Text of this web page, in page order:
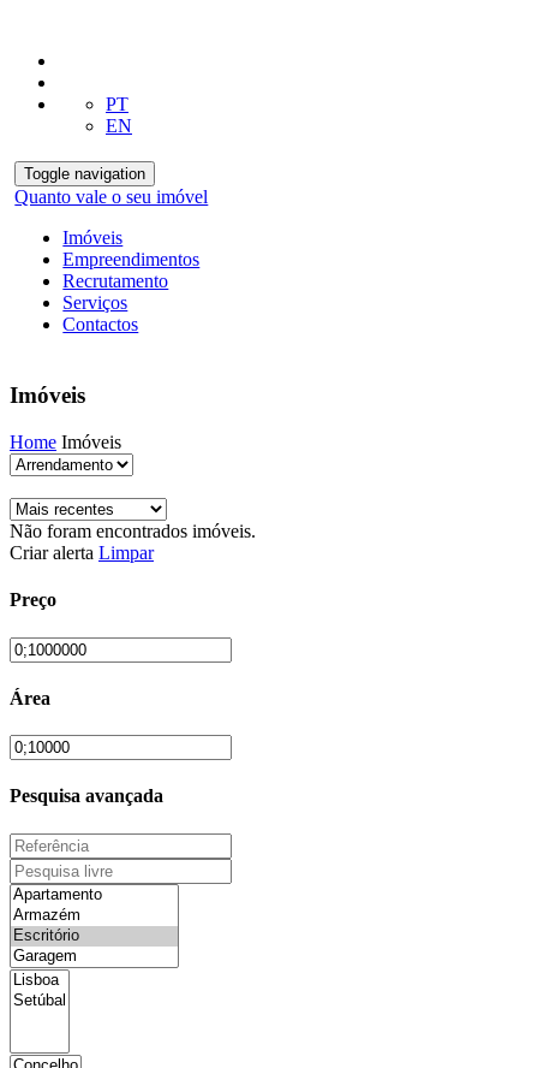
PT
EN
Toggle navigation
Quanto vale o seu imóvel
Imóveis
Empreendimentos
Recrutamento
Serviços
Contactos
Imóveis
Home Imóveis
Não foram encontrados imóveis.
Criar alerta Limpar
Preço
Área
Pesquisa avançada